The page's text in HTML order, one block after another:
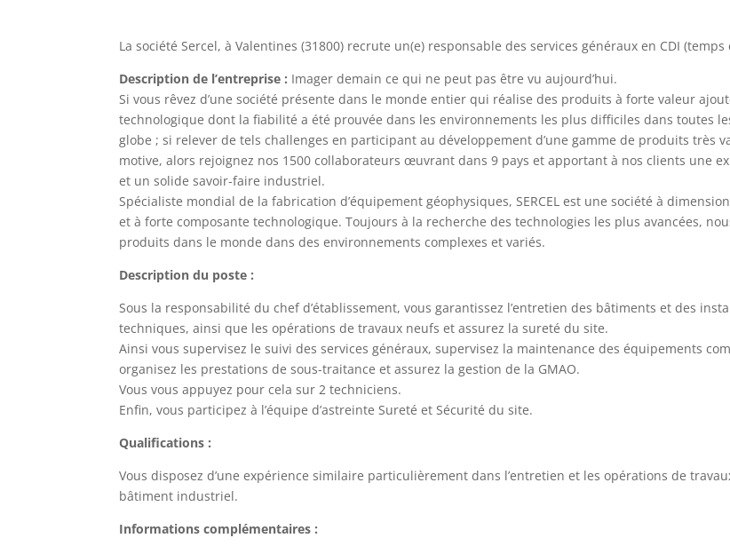
La société Sercel, à Valentines (31800) recrute un(e) responsable des services généraux en CDI (temps
Description de l’entreprise : Imager demain ce qui ne peut pas être vu aujourd’hui.
Si vous rêvez d’une société présente dans le monde entier qui réalise des produits à forte valeur
technologique dont la fiabilité a été prouvée dans les environnements les plus difficiles dans toutes
globe ; si relever de tels challenges en participant au développement d’une gamme de produits très
motive, alors rejoignez nos 1500 collaborateurs œuvrant dans 9 pays et apportant à nos clients une
et un solide savoir-faire industriel.
Spécialiste mondial de la fabrication d’équipement géophysiques, SERCEL est une société à
et à forte composante technologique. Toujours à la recherche des technologies les plus avancées,
produits dans le monde dans des environnements complexes et variés.
Description du poste :
Sous la responsabilité du chef d’établissement, vous garantissez l’entretien des bâtiments et des
techniques, ainsi que les opérations de travaux neufs et assurez la sureté du site.
Ainsi vous supervisez le suivi des services généraux, supervisez la maintenance des équipements
organisez les prestations de sous-traitance et assurez la gestion de la GMAO.
Vous vous appuyez pour cela sur 2 techniciens.
Enfin, vous participez à l’équipe d’astreinte Sureté et Sécurité du site.
Qualifications :
Vous disposez d’une expérience similaire particulièrement dans l’entretien et les opérations de
bâtiment industriel.
Informations complémentaires :